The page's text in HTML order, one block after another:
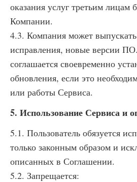
оказания услуг третьим лицам
Компании.
4.3. Компания может
исправления, новые версии
соглашается своевременно
обновления, если это
или работы Сервиса.
5. Использование Сервиса и
5.1. Пользователь обязуется
только законным образом и
описанных в Соглашении.
5.2. Запрещается: